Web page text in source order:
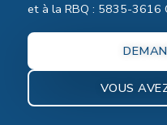
et à la RBQ : 5835-3616
VOUS